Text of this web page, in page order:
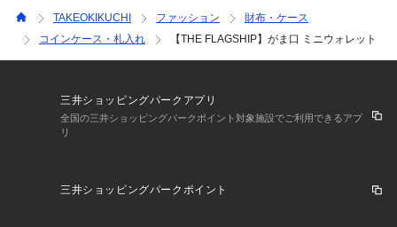
※照明の関係により、実際よりも色味が違って見える場合があ
ります。また、パソコン・スマートフォンなどの環境により、
TAKEOKIKUCHI ファッション
財布・ケース
コインケース・札入れ
【THE FLAGSHIP】がま口 ミニウォレット
三井ショッピングパークアプリ
全国の三井ショッピングパークポイント対象施設でご利用できるアプ
リ
三井ショッピングパークポイント